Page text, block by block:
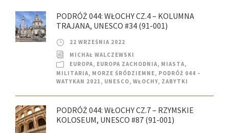
PODRÓŻ 044: WŁOCHY CZ.4 – KOLUMNA
TRAJANA, UNESCO #34 (91-001)
22 WRZEŚNIA 2022
MICHAŁ WALCZEWSKI
EUROPA, EUROPA ZACHODNIA, MIASTA,
MILITARIA, MORZE ŚRÓDZIEMNE, PODRÓŻ 044 –
WATYKAN 2021 , UNESCO, WŁOCHY, ZABYTKI
PODRÓŻ 044: WŁOCHY CZ.7 – RZYMSKIE
KOLOSEUM, UNESCO #87 (91-001)